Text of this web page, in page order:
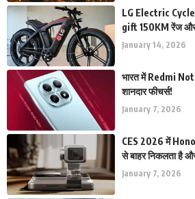
LG Electric
gift 150KM रेंज
January 14, 2026
भारत में Redmi
शानदार फीचर्स!
January 7, 2026
CES 2026 में
से बाहर निकलता है
January 7, 2026